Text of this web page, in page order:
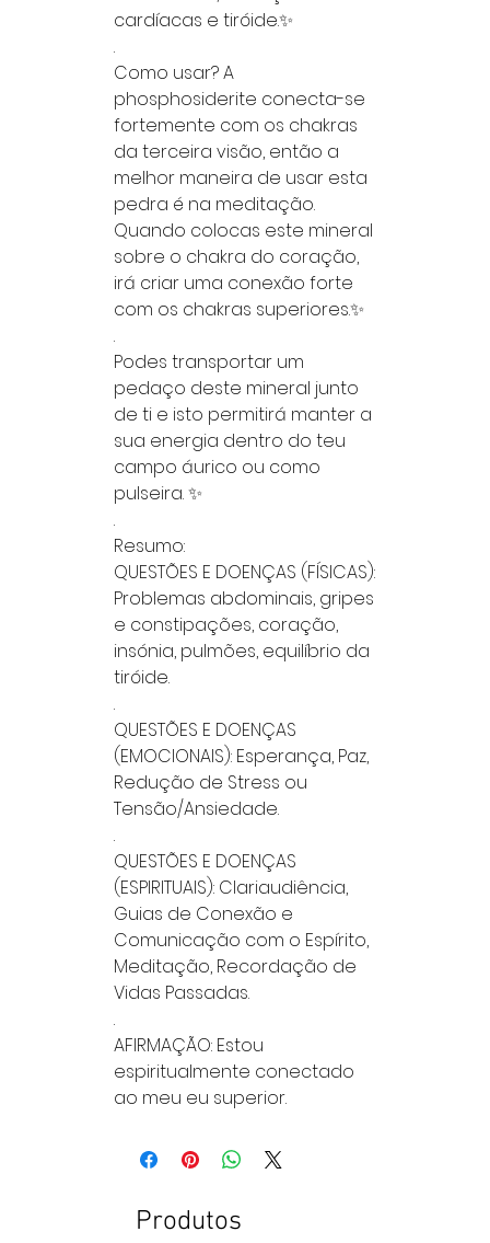
cardíacas e tiróide.✨
.
Como usar? A
phosphosiderite conecta-se
fortemente com os chakras
da terceira visão, então a
melhor maneira de usar esta
pedra é na meditação.
Quando colocas este mineral
sobre o chakra do coração,
irá criar uma conexão forte
com os chakras superiores.✨
.
Podes transportar um
pedaço deste mineral junto
de ti e isto permitirá manter a
sua energia dentro do teu
campo áurico ou como
pulseira. ✨
.
Resumo:
QUESTÕES E DOENÇAS (FÍSICAS):
Problemas abdominais, gripes
e constipações, coração,
insónia, pulmões, equilíbrio da
tiróide.
.
QUESTÕES E DOENÇAS
(EMOCIONAIS): Esperança, Paz,
Redução de Stress ou
Tensão/Ansiedade.
.
QUESTÕES E DOENÇAS
(ESPIRITUAIS): Clariaudiência,
Guias de Conexão e
Comunicação com o Espírito,
Meditação, Recordação de
Vidas Passadas.
.
AFIRMAÇÃO: Estou
espiritualmente conectado
ao meu eu superior.
Produtos